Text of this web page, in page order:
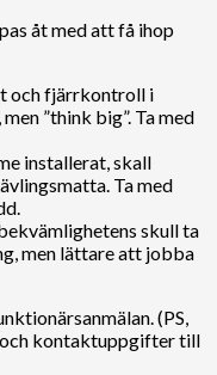
åt med att få ihop
och fjärrkontroll i
”think big”. Ta med
installerat, skall
Ta med
skull ta
men lättare att jobba
(PS,
och kontaktuppgifter till